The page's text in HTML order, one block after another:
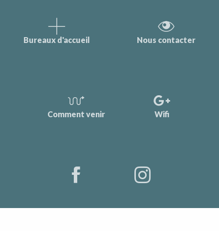
Bureaux d'accueil Nous contacter
Comment venir Wifi